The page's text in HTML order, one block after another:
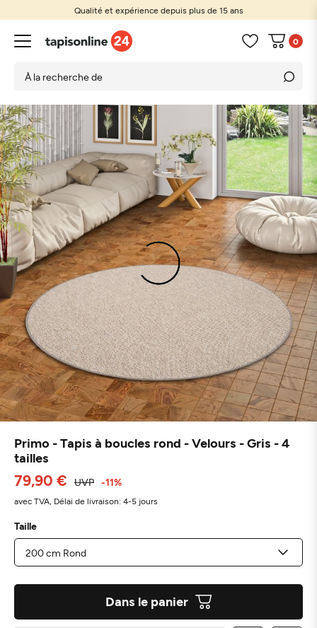
Qualité et expérience depuis plus de 15 ans
0
Primo - Tapis à boucles rond - Velours - Gris - 4
tailles
79,90 € UVP -11%
avec TVA, Délai de livraison: 4-5 jours
Taille
Dans le panier